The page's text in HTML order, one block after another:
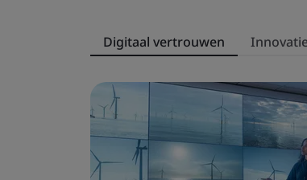
Digitaal vertrouwen